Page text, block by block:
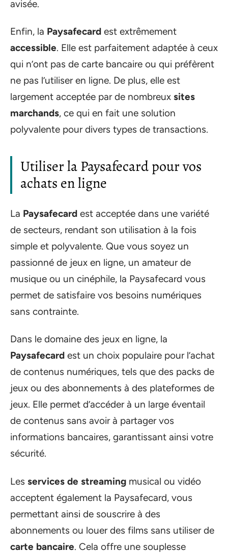
avisée.
Enfin, la Paysafecard est extrêmement
accessible. Elle est parfaitement adaptée à ceux
qui n’ont pas de carte bancaire ou qui préfèrent
ne pas l’utiliser en ligne. De plus, elle est
largement acceptée par de nombreux sites
marchands, ce qui en fait une solution
polyvalente pour divers types de transactions.
Utiliser la Paysafecard pour vos
achats en ligne
La Paysafecard est acceptée dans une variété
de secteurs, rendant son utilisation à la fois
simple et polyvalente. Que vous soyez un
passionné de jeux en ligne, un amateur de
musique ou un cinéphile, la Paysafecard vous
permet de satisfaire vos besoins numériques
sans contrainte.
Dans le domaine des jeux en ligne, la
Paysafecard est un choix populaire pour l’achat
de contenus numériques, tels que des packs de
jeux ou des abonnements à des plateformes de
jeux. Elle permet d’accéder à un large éventail
de contenus sans avoir à partager vos
informations bancaires, garantissant ainsi votre
sécurité.
Les services de streaming musical ou vidéo
acceptent également la Paysafecard, vous
permettant ainsi de souscrire à des
abonnements ou louer des films sans utiliser de
carte bancaire. Cela offre une souplesse